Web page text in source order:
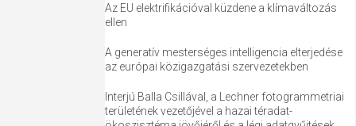
Az EU elektrifikációval küzdene a klímaváltozás
ellen
A generatív mesterséges intelligencia elterjedése
az európai közigazgatási szervezetekben
Interjú Balla Csillával, a Lechner fotogrammetriai
területének vezetőjével a hazai téradat-